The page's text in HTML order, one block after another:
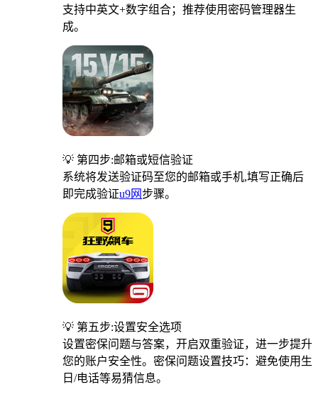
支持中英文+数字组合；推荐使用密码管理器生
成。
💡 第四步:邮箱或短信验证
系统将发送验证码至您的邮箱或手机,填写正确后
即完成验证u9网 步骤。
💡 第五步:设置安全选项
设置密保问题与答案，开启双重验证，进一步提升
您的账户安全性。密保问题设置技巧：避免使用生
日/电话等易猜信息。